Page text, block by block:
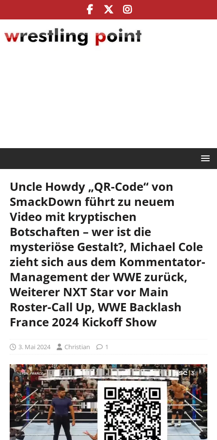
Uncle Howdy „QR-Code“ von
SmackDown führt zu neuem
Video mit kryptischen
Botschaften – wer ist die
mysteriöse Gestalt?, Michael Cole
zieht sich aus dem Kommentator-
Management der WWE zurück,
Weiterer NXT Star vor Main
Roster-Call Up, WWE Backlash
France 2024 Kickoff Show
3. Mai 2024 Christian 1